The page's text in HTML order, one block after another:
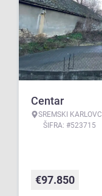
Centar
SREMSKI KARLOVCI
ŠIFRA: #523715
€97.850